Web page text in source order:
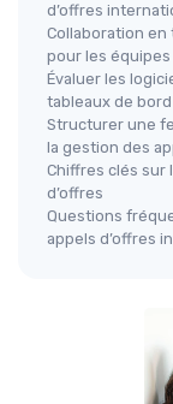
d’offres
Collaboration
pour les
Évaluer les
tableaux de bord
Structurer une
la gestion des
Chiffres clés sur
d’offres
Questions
appels d’offres